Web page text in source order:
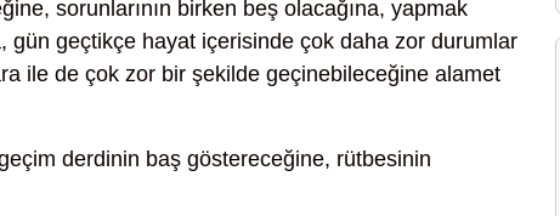
sorunlarının birken beş olacağına, yapmak
gün geçtikçe hayat içerisinde çok daha zor durumlar
ile de çok zor bir şekilde geçinebileceğine alamet
geçim derdinin baş göstereceğine, rütbesinin